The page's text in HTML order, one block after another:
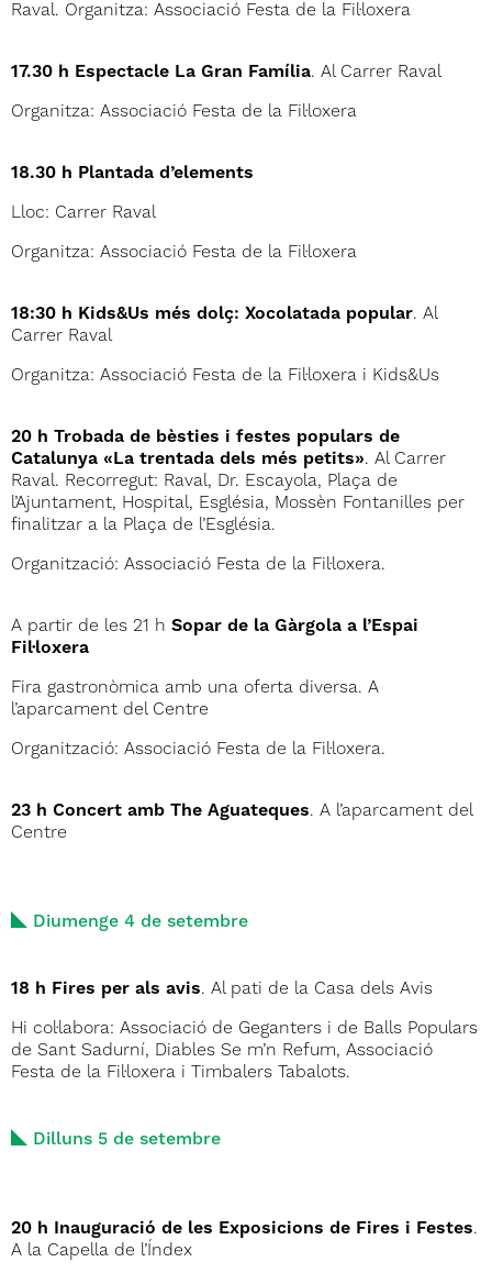
Raval. Organitza: Associació Festa de la Fil·loxera
17.30 h Espectacle La Gran Família. Al Carrer Raval
Organitza: Associació Festa de la Fil·loxera
18.30 h Plantada d’elements
Lloc: Carrer Raval
Organitza: Associació Festa de la Fil·loxera
18:30 h Kids&Us més dolç: Xocolatada popular. Al
Carrer Raval
Organitza: Associació Festa de la Fil·loxera i Kids&Us
20 h Trobada de bèsties i festes populars de
Catalunya «La trentada dels més petits». Al Carrer
Raval. Recorregut: Raval, Dr. Escayola, Plaça de
l’Ajuntament, Hospital, Església, Mossèn Fontanilles per
finalitzar a la Plaça de l’Església.
Organització: Associació Festa de la Fil·loxera.
A partir de les 21 h Sopar de la Gàrgola a l’Espai
Fil·loxera
Fira gastronòmica amb una oferta diversa. A
l’aparcament del Centre
Organització: Associació Festa de la Fil·loxera.
23 h Concert amb The Aguateques. A l’aparcament del
Centre
Diumenge 4 de setembre
18 h Fires per als avis. Al pati de la Casa dels Avis
Hi col·labora: Associació de Geganters i de Balls Populars
de Sant Sadurní, Diables Se m’n Refum, Associació
Festa de la Fil·loxera i Timbalers Tabalots.
Dilluns 5 de setembre
20 h Inauguració de les Exposicions de Fires i Festes.
A la Capella de l’Índex